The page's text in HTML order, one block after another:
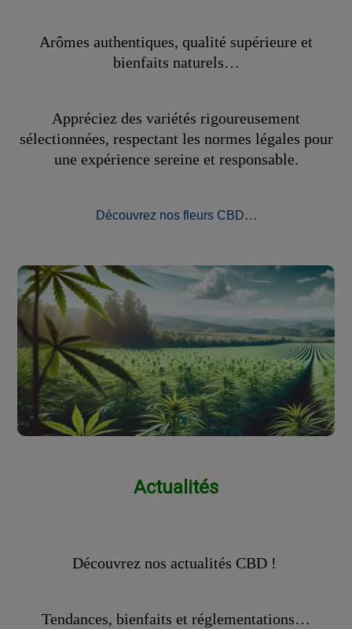
Arômes authentiques, qualité supérieure et
bienfaits naturels…
Appréciez des variétés rigoureusement
sélectionnées, respectant les normes légales pour
une expérience sereine et responsable.
Découvrez nos fleurs CBD…
Actualités
Découvrez nos actualités CBD !
Tendances, bienfaits et réglementations…